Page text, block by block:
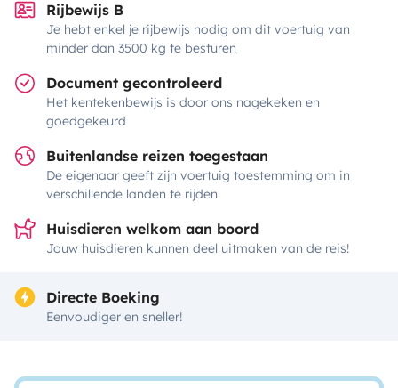
Rijbewijs B
Je hebt enkel je rijbewijs nodig om dit voertuig van
minder dan 3500 kg te besturen
Document gecontroleerd
Het kentekenbewijs is door ons nagekeken en
goedgekeurd
Buitenlandse reizen toegestaan
De eigenaar geeft zijn voertuig toestemming om in
verschillende landen te rijden
Huisdieren welkom aan boord
Jouw huisdieren kunnen deel uitmaken van de reis!
Directe Boeking
Eenvoudiger en sneller!